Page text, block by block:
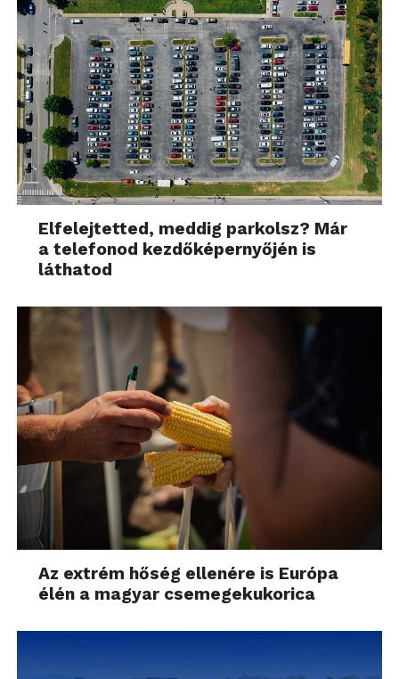
Elfelejtetted, meddig parkolsz? Már
a telefonod kezdőképernyőjén is
láthatod
Az extrém hőség ellenére is Európa
élén a magyar csemegekukorica